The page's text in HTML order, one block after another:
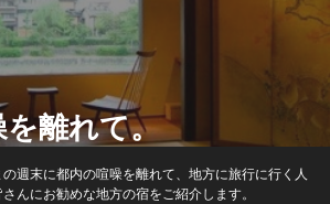
離れて。
週末に都内の喧噪を離れて、地方に旅行に行く人
んにお勧めな地方の宿をご紹介します。